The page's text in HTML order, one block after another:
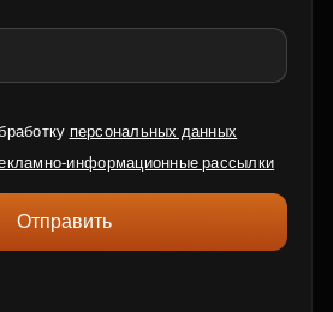
персональных данных
информационные рассылки
Отправить